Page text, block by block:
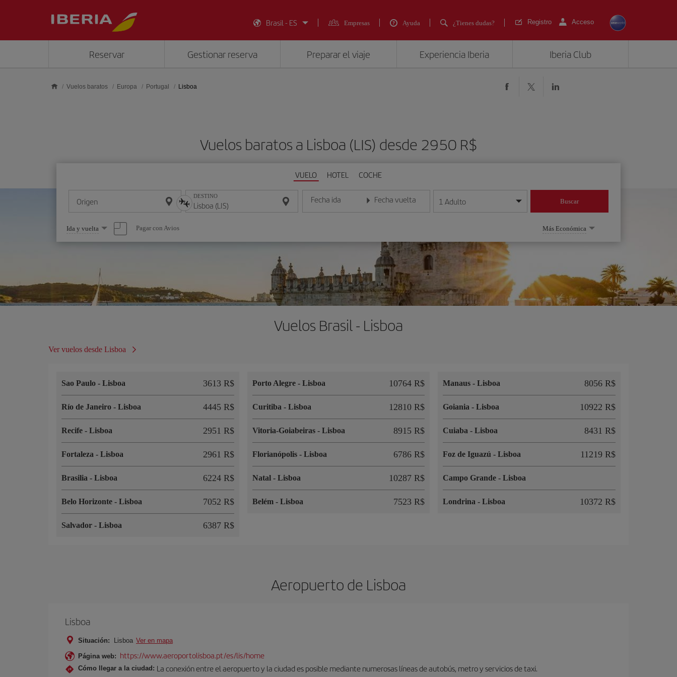
Brasil - ES
Empresas Ayuda ¿Tienes dudas? Registro Acceso
Reservar Gestionar reserva Preparar el viaje Experiencia Iberia Iberia Club
Vuelos baratos Europa Portugal Lisboa
Vuelos baratos a Lisboa (LIS) desde 2950 R$
VUELO HOTEL COCHE
Origen DESTINO Fecha ida
Introduce la fecha en formato día/mes/año
Fecha vuelta
Introduce la fecha en formato día/mes/año
1 Adulto Buscar
Seleccione
una
opción
Ida y vuelta Pagar con Avios Más Económica
Vuelos Brasil - Lisboa
Ver vuelos desde Lisboa
Sao Paulo - Lisboa 3613 R$
Río de Janeiro - Lisboa 4445 R$
Recife - Lisboa 2951 R$
Fortaleza - Lisboa 2961 R$
Brasilia - Lisboa 6224 R$
Belo Horizonte - Lisboa 7052 R$
Salvador - Lisboa 6387 R$
Porto Alegre - Lisboa 10764 R$
Curitiba - Lisboa 12810 R$
Vitoria-Goiabeiras - Lisboa 8915 R$
Florianópolis - Lisboa 6786 R$
Natal - Lisboa 10287 R$
Belém - Lisboa 7523 R$
Manaus-Lisboa 8056 R$
Goiania-Lisboa 10922 R$
Cuiaba-Lisboa 8431 R$
Foz de Iguazú-Lisboa 11219 R$
Campo Grande-Lisboa
Londrina-Lisboa 10372 R$
Aeropuerto de Lisboa
Lisboa
Situación: Lisboa Ver en mapa
Página web: https://www.aeroportolisboa.pt/es/lis/home
Cómo llegar a la ciudad: La conexión entre el aeropuerto y la ciudad es posible mediante numerosas líneas de autobús, metro y servicios de taxi.